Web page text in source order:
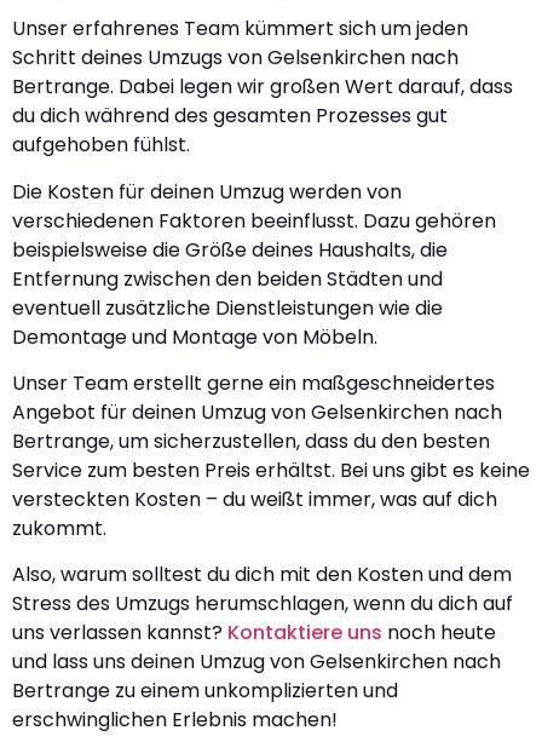
Unser erfahrenes Team kümmert sich um jeden
Schritt deines Umzugs von Gelsenkirchen nach
Bertrange. Dabei legen wir großen Wert darauf, dass
du dich während des gesamten Prozesses gut
aufgehoben fühlst.
Die Kosten für deinen Umzug werden von
verschiedenen Faktoren beeinflusst. Dazu gehören
beispielsweise die Größe deines Haushalts, die
Entfernung zwischen den beiden Städten und
eventuell zusätzliche Dienstleistungen wie die
Demontage und Montage von Möbeln.
Unser Team erstellt gerne ein maßgeschneidertes
Angebot für deinen Umzug von Gelsenkirchen nach
Bertrange, um sicherzustellen, dass du den besten
Service zum besten Preis erhältst. Bei uns gibt es keine
versteckten Kosten – du weißt immer, was auf dich
zukommt.
Also, warum solltest du dich mit den Kosten und dem
Stress des Umzugs herumschlagen, wenn du dich auf
uns verlassen kannst? Kontaktiere uns noch heute
und lass uns deinen Umzug von Gelsenkirchen nach
Bertrange zu einem unkomplizierten und
erschwinglichen Erlebnis machen!